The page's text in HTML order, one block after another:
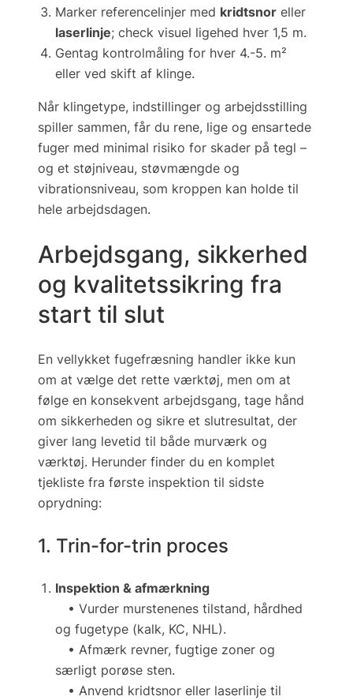
Marker referencelinjer med kridtsnor eller
laserlinje; check visuel ligehed hver 1,5 m.
Gentag kontrolmåling for hver 4.-5. m²
eller ved skift af klinge.
Når klingetype, indstillinger og arbejdsstilling
spiller sammen, får du rene, lige og ensartede
fuger med minimal risiko for skader på tegl –
og et støjniveau, støvmængde og
vibrationsniveau, som kroppen kan holde til
hele arbejdsdagen.
Arbejdsgang, sikkerhed
og kvalitetssikring fra
start til slut
En vellykket fugefræsning handler ikke kun
om at vælge det rette værktøj, men om at
følge en konsekvent arbejdsgang, tage hånd
om sikkerheden og sikre et slutresultat, der
giver lang levetid til både murværk og
værktøj. Herunder finder du en komplet
tjekliste fra første inspektion til sidste
oprydning:
1. Trin-for-trin proces
Inspektion & afmærkning
• Vurder murstenenes tilstand, hårdhed
og fugetype (kalk, KC, NHL).
• Afmærk revner, fugtige zoner og
særligt porøse sten.
• Anvend kridtsnor eller laserlinje til